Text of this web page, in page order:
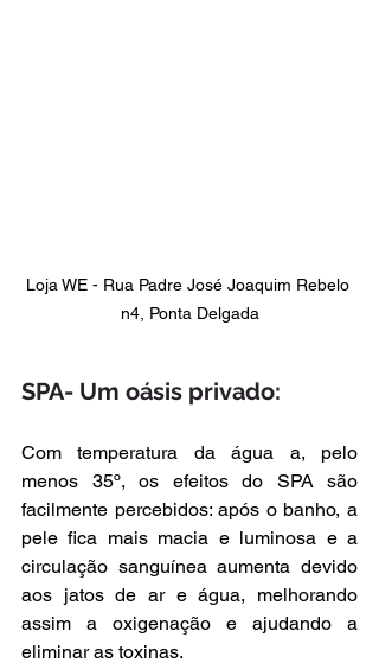
Loja WE - Rua Padre José Joaquim Rebelo
n4, Ponta Delgada
SPA- Um oásis privado:
Com temperatura da água a, pelo
menos 35º, os efeitos do SPA são
facilmente percebidos: após o banho, a
pele fica mais macia e luminosa e a
circulação sanguínea aumenta devido
aos jatos de ar e água, melhorando
assim a oxigenação e ajudando a
eliminar as toxinas.